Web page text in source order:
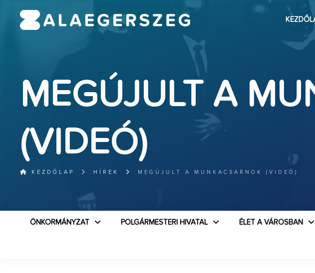
MEGÚJULT A
(VIDEÓ)
KEZDŐLAP HÍREK MEGÚJULT A MUNKACSARNOK (VIDEÓ)
ÖNKORMÁNYZAT POLGÁRMESTERI HIVATAL ÉLET A VÁROSBAN